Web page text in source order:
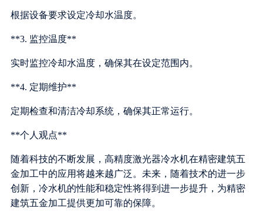
根据设备要求设定冷却水温度。
**3. 监控温度**
实时监控冷却水温度，确保其在设定范围内。
**4. 定期维护**
定期检查和清洁冷却系统，确保其正常运行。
**个人观点**
随着科技的不断发展，高精度激光器冷水机在精密建筑五
金加工中的应用将越来越广泛。未来，随着技术的进一步
创新，冷水机的性能和稳定性将得到进一步提升，为精密
建筑五金加工提供更加可靠的保障。